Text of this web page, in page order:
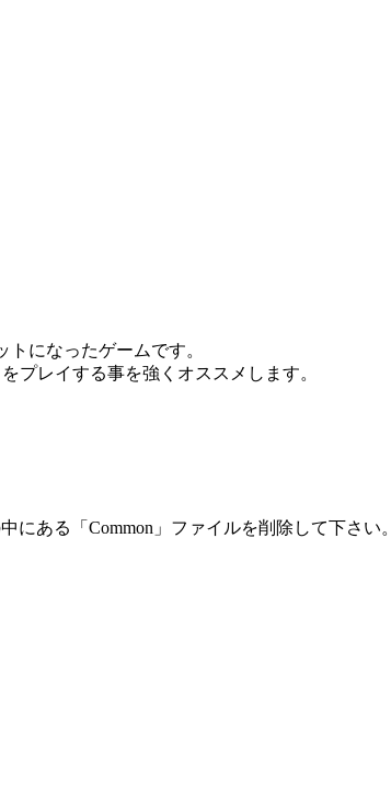
になったゲームです。
プレイする事を強くオススメします。
ある「Common」ファイルを削除して下さい。